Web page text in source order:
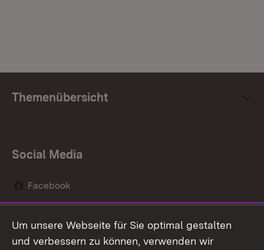
Themenübersicht
Social Media
Facebook
Social Wall
Um unsere Webseite für Sie optimal gestalten
und verbessern zu können, verwenden wir